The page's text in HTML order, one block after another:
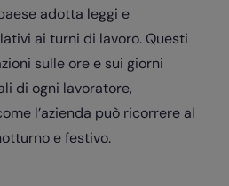
adotta leggi e
ai turni di lavoro. Questi
sulle ore e sui giorni
di ogni lavoratore,
l’azienda può ricorrere al
e festivo.